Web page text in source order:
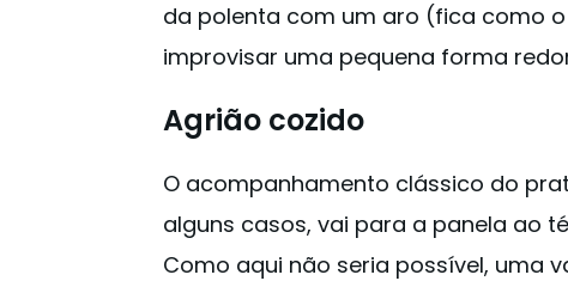
da polenta com um aro (fica como
improvisar uma pequena forma
Agrião cozido
O acompanhamento clássico do
alguns casos, vai para a panela ao
Como aqui não seria possível, uma